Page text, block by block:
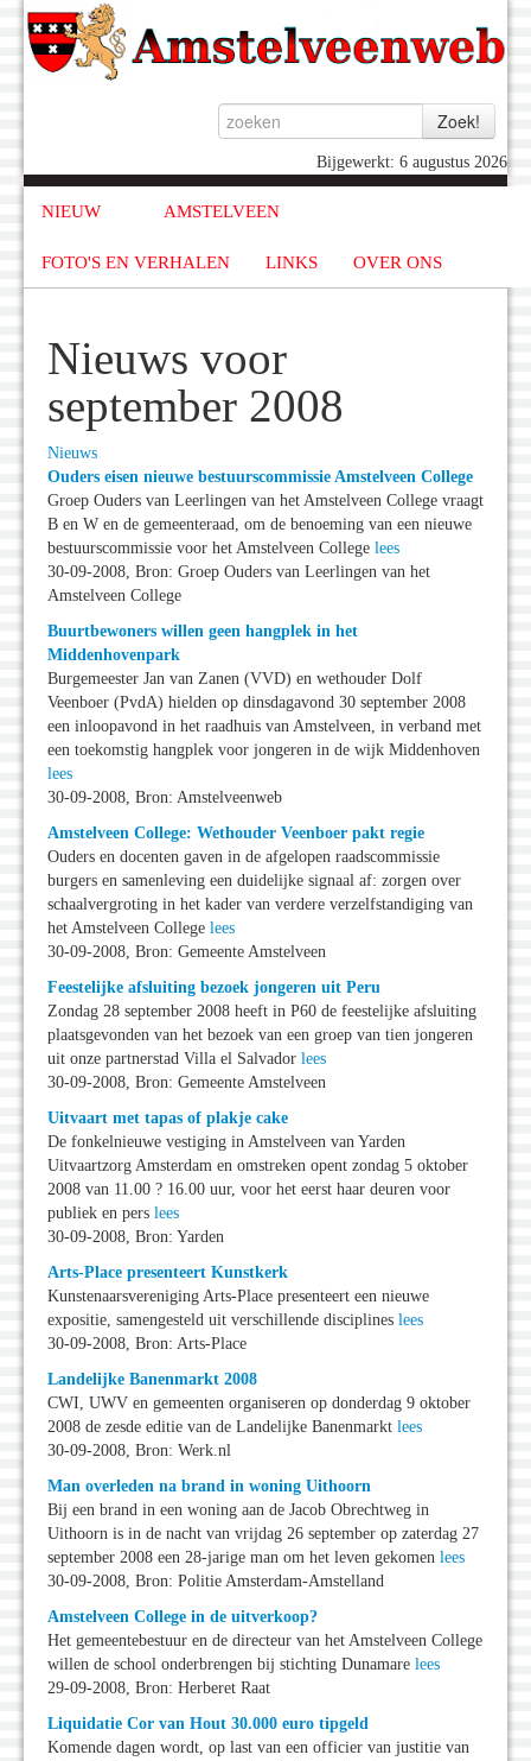
Bijgewerkt: 6 augustus 2026
NIEUW AMSTELVEEN
FOTO'S EN VERHALEN LINKS OVER ONS
Nieuws voor
september 2008
Nieuws
Ouders eisen nieuwe bestuurscommissie Amstelveen College
Groep Ouders van Leerlingen van het Amstelveen College vraagt
B en W en de gemeenteraad, om de benoeming van een nieuwe
bestuurscommissie voor het Amstelveen College lees
30-09-2008, Bron: Groep Ouders van Leerlingen van het
Amstelveen College
Buurtbewoners willen geen hangplek in het
Middenhovenpark
Burgemeester Jan van Zanen (VVD) en wethouder Dolf
Veenboer (PvdA) hielden op dinsdagavond 30 september 2008
een inloopavond in het raadhuis van Amstelveen, in verband met
een toekomstig hangplek voor jongeren in de wijk Middenhoven
lees
30-09-2008, Bron: Amstelveenweb
Amstelveen College: Wethouder Veenboer pakt regie
Ouders en docenten gaven in de afgelopen raadscommissie
burgers en samenleving een duidelijke signaal af: zorgen over
schaalvergroting in het kader van verdere verzelfstandiging van
het Amstelveen College lees
30-09-2008, Bron: Gemeente Amstelveen
Feestelijke afsluiting bezoek jongeren uit Peru
Zondag 28 september 2008 heeft in P60 de feestelijke afsluiting
plaatsgevonden van het bezoek van een groep van tien jongeren
uit onze partnerstad Villa el Salvador lees
30-09-2008, Bron: Gemeente Amstelveen
Uitvaart met tapas of plakje cake
De fonkelnieuwe vestiging in Amstelveen van Yarden
Uitvaartzorg Amsterdam en omstreken opent zondag 5 oktober
2008 van 11.00 ? 16.00 uur, voor het eerst haar deuren voor
publiek en pers lees
30-09-2008, Bron: Yarden
Arts-Place presenteert Kunstkerk
Kunstenaarsvereniging Arts-Place presenteert een nieuwe
expositie, samengesteld uit verschillende disciplines lees
30-09-2008, Bron: Arts-Place
Landelijke Banenmarkt 2008
CWI, UWV en gemeenten organiseren op donderdag 9 oktober
2008 de zesde editie van de Landelijke Banenmarkt lees
30-09-2008, Bron: Werk.nl
Man overleden na brand in woning Uithoorn
Bij een brand in een woning aan de Jacob Obrechtweg in
Uithoorn is in de nacht van vrijdag 26 september op zaterdag 27
september 2008 een 28-jarige man om het leven gekomen lees
30-09-2008, Bron: Politie Amsterdam-Amstelland
Amstelveen College in de uitverkoop?
Het gemeentebestuur en de directeur van het Amstelveen College
willen de school onderbrengen bij stichting Dunamare lees
29-09-2008, Bron: Herberet Raat
Liquidatie Cor van Hout 30.000 euro tipgeld
Komende dagen wordt, op last van een officier van justitie van